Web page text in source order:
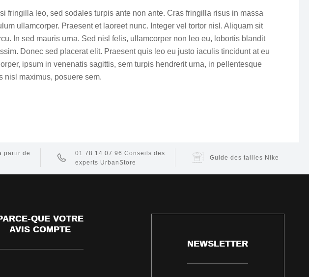
fringilla leo, sed sodales turpis ante non ante. Cras fringilla risus in massa
ullamcorper. Praesent et laoreet nunc. Integer vel tortor nisl. Aliquam sit
In sed mauris urna. Sed nisl felis, ullamcorper non leo eu, lobortis blandit
Donec sed placerat elit. Praesent quis leo eu justo iaculis tincidunt at eu
ipsum in venenatis sagittis, sem turpis hendrerit urna, in pellentesque
nisl maximus, posuere sem.
partir de
01 78 14 07 96 Conseils des
experts UrbanStore
Guide des tailles Nike
QUE VOTRE
AVIS COMPTE
NEWSLETTER